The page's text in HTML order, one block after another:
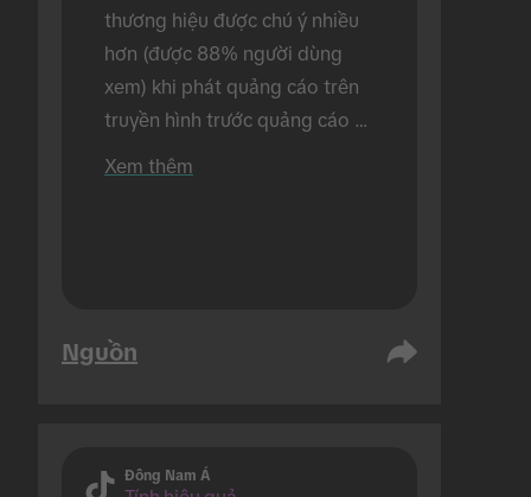
thương hiệu được chú ý nhiều
hơn (được 88% người dùng
xem) khi phát quảng cáo trên
truyền hình trước quảng cáo
trên TikTok (so với 72% người
Xem thêm
Nguồn
Đông Nam Á